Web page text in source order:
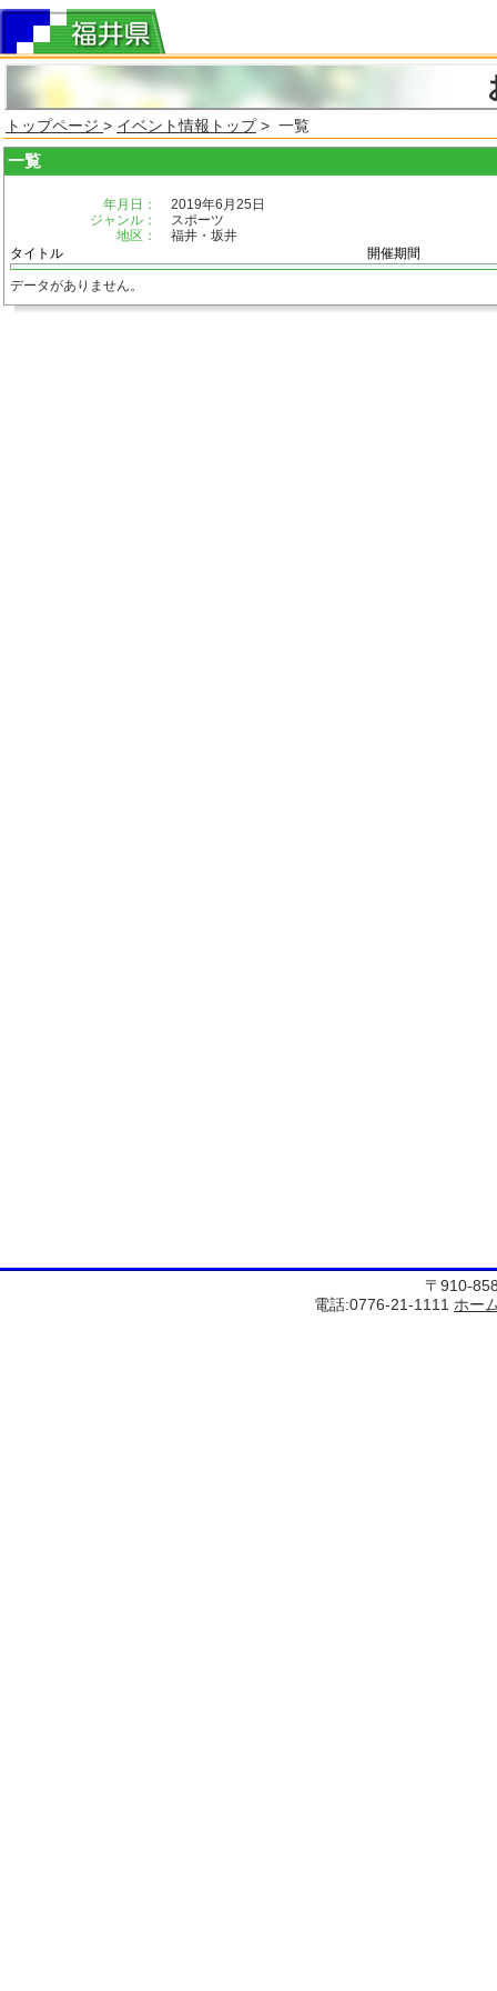
トップページ > イベント情報トップ> 一覧
一覧
年月日：
2019年6月25日
ジャンル：
スポーツ
地区：
福井・坂井
タイトル
開催期間
データがありません。
〒910-
電話:0776-21-1111 ホー